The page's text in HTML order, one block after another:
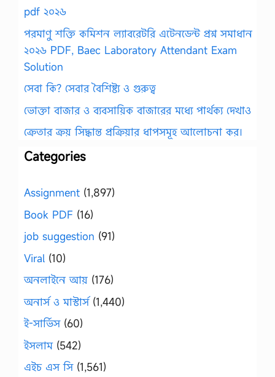
pdf ২০২৬
পরমাণু শক্তি কমিশন ল্যাবরেটরি এটেনডেন্ট প্রশ্ন সমাধান
২০২৬ PDF, Baec Laboratory Attendant Exam
Solution
সেবা কি? সেবার বৈশিষ্ট্য ও গুরুত্ব
ভোক্তা বাজার ও ব্যবসায়িক বাজারের মধ্যে পার্থক্য দেখাও
ক্রেতার ক্রয় সিদ্ধান্ত প্রক্রিয়ার ধাপসমূহ আলোচনা কর।
Categories
Assignment (1,897)
Book PDF (16)
job suggestion (91)
Viral (10)
অনলাইনে আয় (176)
অনার্স ও মাস্টার্স(1,440)
ই-সার্ভিস(60)
ইসলাম(542)
এইচ এস সি(1,561)